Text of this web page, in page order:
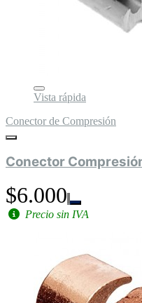
Vista rápida
Conector de Compresión
Conector
$6.000
Precio sin IVA